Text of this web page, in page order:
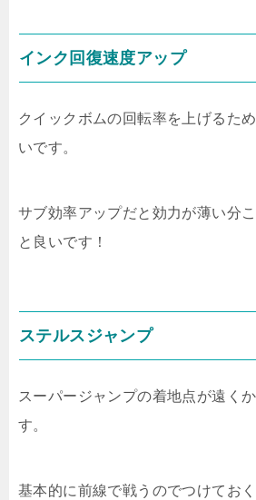
インク回復速度アップ
クイックボムの回転率を上げるた
いです。
サブ効率アップだと効力が薄い分
と良いです！
ステルスジャンプ
スーパージャンプの着地点が遠く
す。
基本的に前線で戦うのでつけておく